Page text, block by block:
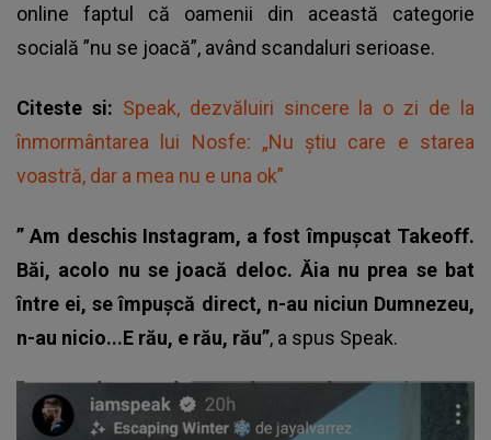
online faptul că oamenii din această categorie
socială ”nu se joacă”, având scandaluri serioase.
Citeste si: Speak, dezvăluiri sincere la o zi de la
înmormântarea lui Nosfe: „Nu știu care e starea
voastră, dar a mea nu e una ok”
”Am deschis Instagram, a fost împușcat Takeoff.
Băi, acolo nu se joacă deloc. Ăia nu prea se bat
între ei, se împușcă direct, n-au niciun Dumnezeu,
n-au nicio...E rău, e rău, rău”, a spus Speak.